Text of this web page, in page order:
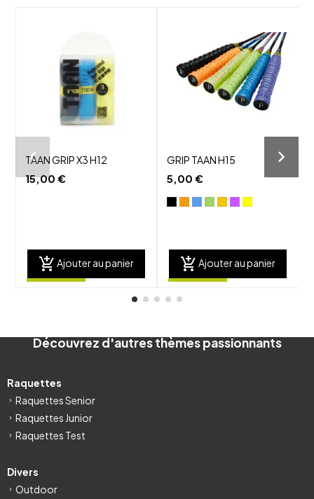
TAAN GRIP X3 H12
15,00 €
add_shopping_cart Ajouter au panier
shuffle
favorite_border
GRIP TAAN H15
5,00 €
add_shopping_cart Ajouter au panier
Découvrez d'autres thèmes passionnants
Raquettes
Raquettes Senior
Raquettes Junior
Raquettes Test
Divers
Outdoor